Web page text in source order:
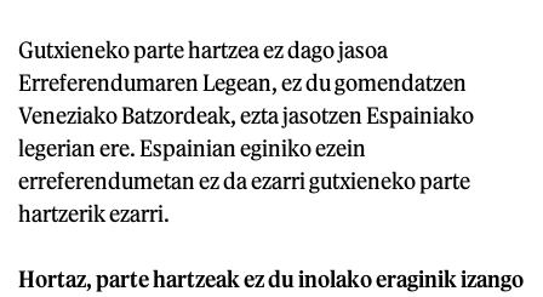
Gutxieneko parte hartzea ez dago jasoa
Erreferendumaren Legean, ez du gomendatzen
Veneziako Batzordeak, ezta jasotzen Espainiako
legerian ere. Espainian eginiko ezein
erreferendumetan ez da ezarri gutxieneko parte
hartzerik ezarri.
Hortaz, parte hartzeak ez du inolako eraginik izango